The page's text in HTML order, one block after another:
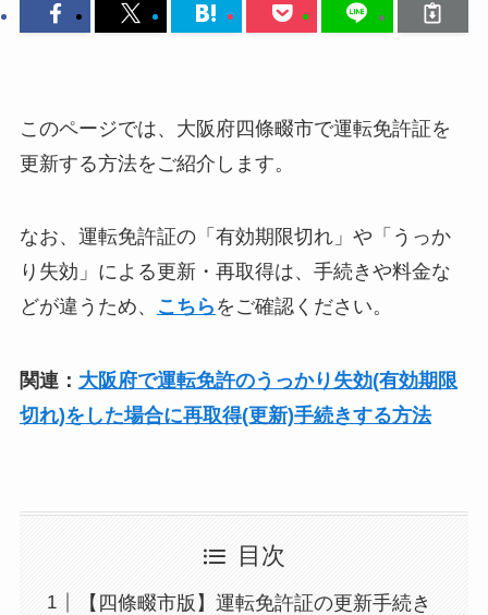
このページでは、大阪府四條畷市で運転免許証を
更新する方法をご紹介します。
なお、運転免許証の「有効期限切れ」や「うっか
り失効」による更新・再取得は、手続きや料金な
どが違うため、
こちら をご確認ください。
関連： 大阪府で運転免許のうっかり失効(有効期限
切れ)をした場合に再取得(更新)手続きする方法
目次
【四條畷市版】運転免許証の更新手続き